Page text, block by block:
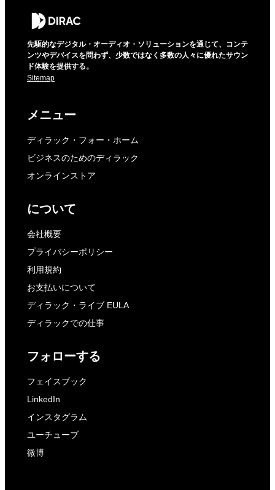
先駆的なデジタル・オーディオ・ソリューションを通じて、コンテ
ンツやデバイスを問わず、少数ではなく多数の人々に優れたサウン
ド体験を提供する。
Sitemap
メニュー
ディラック・フォー・ホーム
ビジネスのためのディラック
オンラインストア
について
会社概要
プライバシーポリシー
利用規約
お支払いについて
ディラック・ライブ EULA
ディラックでの仕事
フォローする
フェイスブック
LinkedIn
インスタグラム
ユーチューブ
微博